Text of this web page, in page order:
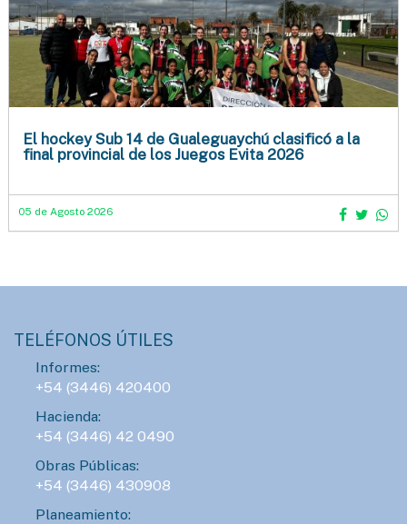
El hockey Sub 14 de Gualeguaychú clasificó a la
final provincial de los Juegos Evita 2026
05 de Agosto 2026
TELÉFONOS ÚTILES
Informes:
+54 (3446) 420400
Hacienda:
+54 (3446) 42 0490
Obras Públicas:
+54 (3446) 430908
Planeamiento: